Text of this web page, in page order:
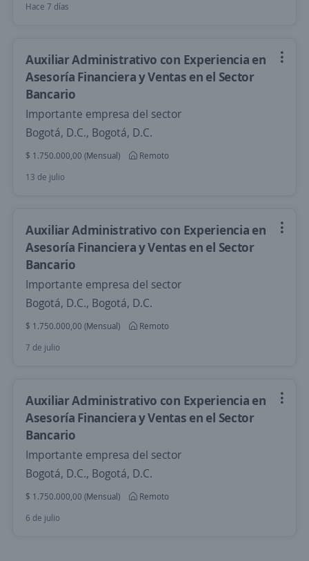
Hace 7 días
Auxiliar Administrativo con Experiencia en
Asesoría Financiera y Ventas en el Sector
Bancario
Importante empresa del sector
Bogotá, D.C., Bogotá, D.C.
$ 1.750.000,00 (Mensual)
Remoto
13 de julio
Auxiliar Administrativo con Experiencia en
Asesoría Financiera y Ventas en el Sector
Bancario
Importante empresa del sector
Bogotá, D.C., Bogotá, D.C.
$ 1.750.000,00 (Mensual)
Remoto
7 de julio
Auxiliar Administrativo con Experiencia en
Asesoría Financiera y Ventas en el Sector
Bancario
Importante empresa del sector
Bogotá, D.C., Bogotá, D.C.
$ 1.750.000,00 (Mensual)
Remoto
6 de julio